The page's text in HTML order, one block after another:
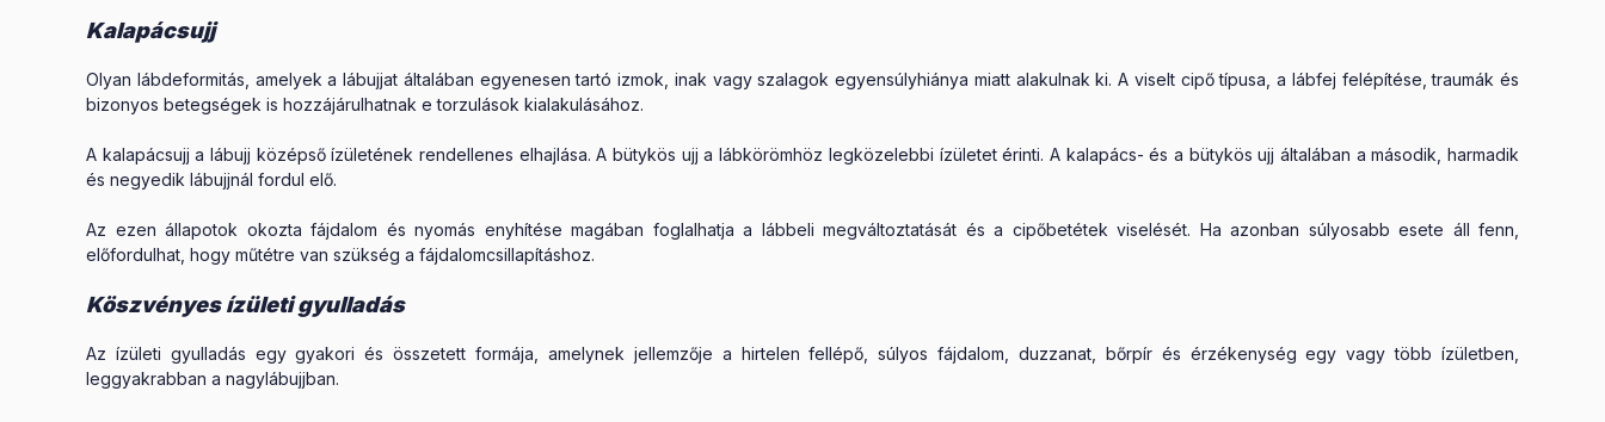
Kalapácsujj
Olyan lábdeformitás, amelyek a lábujjat általában egyenesen tartó izmok, inak vagy szalagok egyensúlyhiánya miatt alakulnak ki. A viselt cipő típusa, a lábfej felépítése, traumák és
bizonyos betegségek is hozzájárulhatnak e torzulások kialakulásához.
A kalapácsujj a lábujj középső ízületének rendellenes elhajlása. A bütykös ujj a lábkörömhöz legközelebbi ízületet érinti. A kalapács- és a bütykös ujj általában a második, harmadik
és negyedik lábujjnál fordul elő.
Az ezen állapotok okozta fájdalom és nyomás enyhítése magában foglalhatja a lábbeli megváltoztatását és a cipőbetétek viselését. Ha azonban súlyosabb esete áll fenn,
előfordulhat, hogy műtétre van szükség a fájdalomcsillapításhoz.
Köszvényes ízületi gyulladás
Az ízületi gyulladás egy gyakori és összetett formája, amelynek jellemzője a hirtelen fellépő, súlyos fájdalom, duzzanat, bőrpír és érzékenység egy vagy több ízületben,
leggyakrabban a nagylábujjban.